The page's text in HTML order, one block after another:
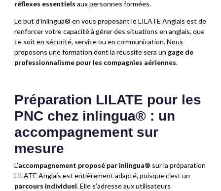
réflexes essentiels aux personnes formées.
Le but d’inlingua® en vous proposant le LILATE Anglais est de
renforcer votre capacité à gérer des situations en anglais, que
ce soit en sécurité, service ou en communication. Nous
proposons une formation dont la réussite sera un gage de
professionnalisme pour les compagnies aériennes.
Préparation LILATE pour les
PNC chez inlingua® : un
accompagnement sur
mesure
L’accompagnement proposé par inlingua® sur la préparation
LILATE Anglais est entièrement adapté, puisque c’est un
parcours individuel. Elle s’adresse aux utilisateurs